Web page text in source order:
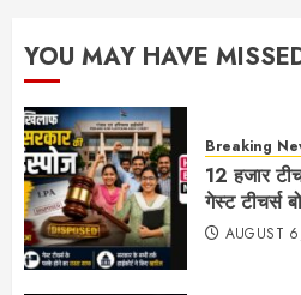
YOU MAY HAVE
Breaking
12 हजार
गेस्ट टीचर्स
AUGUST